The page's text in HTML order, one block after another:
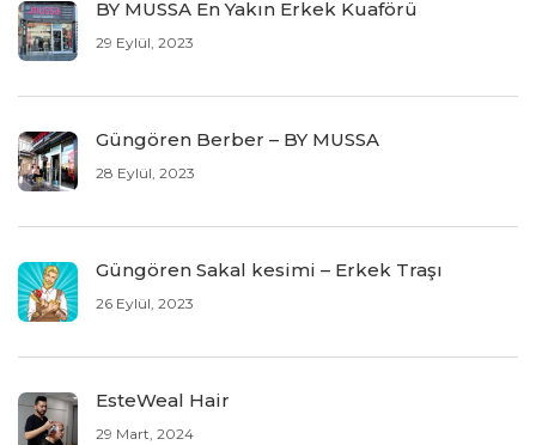
BY MUSSA En Yakın Erkek Kuaförü
29 Eylül, 2023
Güngören Berber – BY MUSSA
28 Eylül, 2023
Güngören Sakal kesimi – Erkek Traşı
26 Eylül, 2023
EsteWeal Hair
29 Mart, 2024